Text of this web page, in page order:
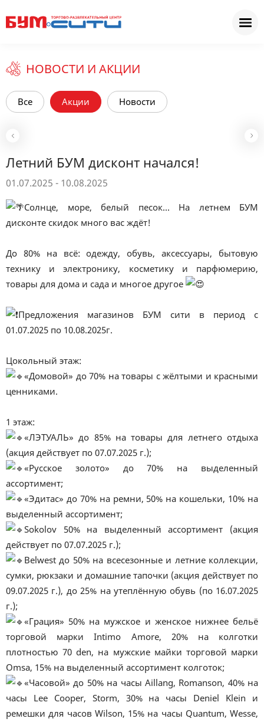
НОВОСТИ И АКЦИИ
Все Акции Новости
Летний БУМ дисконт начался!
01.07.2025 - 10.08.2025
Солнце, море, белый песок... На летнем БУМ
дисконте скидок много вас ждёт!
До 80% на всё: одежду, обувь, аксессуары, бытовую
технику и электронику, косметику и парфюмерию,
товары для дома и сада и многое другое
️Предложения магазинов БУМ сити в период с
01.07.2025 по 10.08.2025г.
Цокольный этаж:
«Домовой» до 70% на товары с жёлтыми и красными
ценниками.
1 этаж:
«ЛЭТУАЛЬ» до 85% на товары для летнего отдыха
(акция действует по 07.07.2025 г.);
«Русское золото» до 70% на выделенный
ассортимент;
«Эдитас» до 70% на ремни, 50% на кошельки, 10% на
выделенный ассортимент;
Sokolov 50% на выделенный ассортимент (акция
действует по 07.07.2025 г.);
Belwest до 50% на всесезонные и летние коллекции,
сумки, рюкзаки и домашние тапочки (акция действует по
09.07.2025 г.), до 25% на утеплённую обувь (по 16.07.2025
г.);
«Грация» 50% на мужское и женское нижнее бельё
торговой марки Intimo Amore, 20% на колготки
плотностью 70 den, на мужские майки торговой марки
Omsa, 15% на выделенный ассортимент колготок;
«Часовой» до 50% на часы Aillang, Romanson, 40% на
часы Lee Cooper, Storm, 30% на часы Deniel Klein и
ремешки для часов Wilson, 15% на часы Quantum, Wesse,